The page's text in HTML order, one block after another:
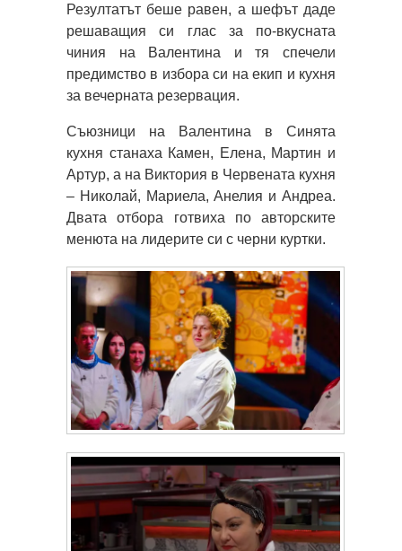
Резултатът беше равен, а шефът даде
решаващия си глас за по-вкусната
чиния на Валентина и тя спечели
предимство в избора си на екип и кухня
за вечерната резервация.
Съюзници на Валентина в Синята
кухня станаха Камен, Елена, Мартин и
Артур, а на Виктория в Червената кухня
– Николай, Мариела, Анелия и Андреа.
Двата отбора готвиха по авторските
менюта на лидерите си с черни куртки.